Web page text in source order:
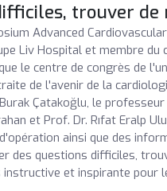
trouver
Advanced
Liv Hospital et membre du
le centre de congrès de
de l'avenir de la
Çatakoğlu, le
et Prof. Dr. Rıfat Eralp
ainsi que des
des questions difficiles,
et inspirante pour